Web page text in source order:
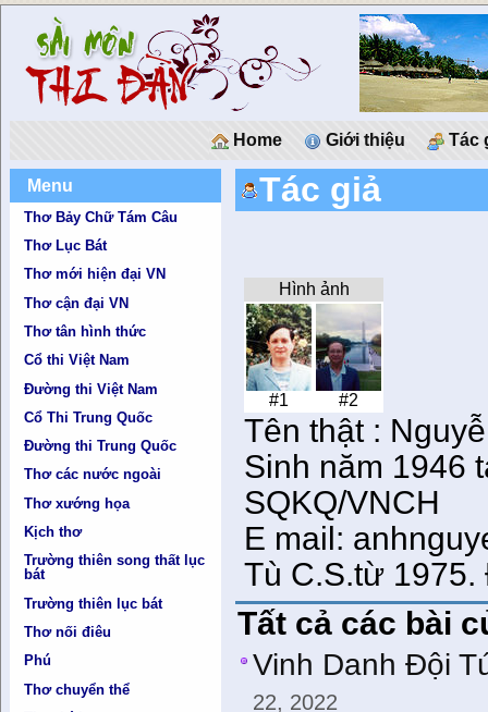
Home Giới thiệu Tác
Menu
Thơ Bảy Chữ Tám Câu
Thơ Lục Bát
Thơ mới hiện đại VN
Thơ cận đại VN
Thơ tân hình thức
Cổ thi Việt Nam
Đường thi Việt Nam
Cổ Thi Trung Quốc
Đường thi Trung Quốc
Thơ các nước ngoài
Thơ xướng họa
Kịch thơ
Trường thiên song thất lục
bát
Trường thiên lục bát
Thơ nối điêu
Phú
Thơ chuyển thể
Tác giả
Hình ảnh
#1 #2
Tên thật :
Sinh năm 1946
SQKQ/VNCH
E mail:
Tù C.S.từ
Tất cả các bài
Vinh Danh Đội
22, 2022